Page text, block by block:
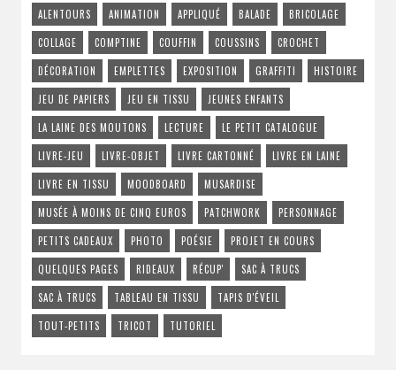
ALENTOURS ANIMATION APPLIQUÉ BALADE
BRICOLAGE
COLLAGE
COMPTINE COUFFIN COUSSINS
CROCHET
DÉCORATION
EMPLETTES EXPOSITION GRAFFITI
HISTOIRE
JEU DE PAPIERS
JEU EN TISSU
JEUNES ENFANTS
LA LAINE DES MOUTONS
LECTURE
LE PETIT CATALOGUE
LIVRE-JEU
LIVRE-OBJET LIVRE CARTONNÉ
LIVRE EN LAINE
LIVRE EN TISSU
MOODBOARD
MUSARDISE
MUSÉE À MOINS DE CINQ EUROS
PATCHWORK
PERSONNAGE
PETITS CADEAUX
PHOTO POÉSIE
PROJET EN COURS
QUELQUES PAGES
RIDEAUX RÉCUP'
SAC À TRUCS
SAC À TRUCS
TABLEAU EN TISSU
TAPIS D'ÉVEIL
TOUT-PETITS
TRICOT TUTORIEL